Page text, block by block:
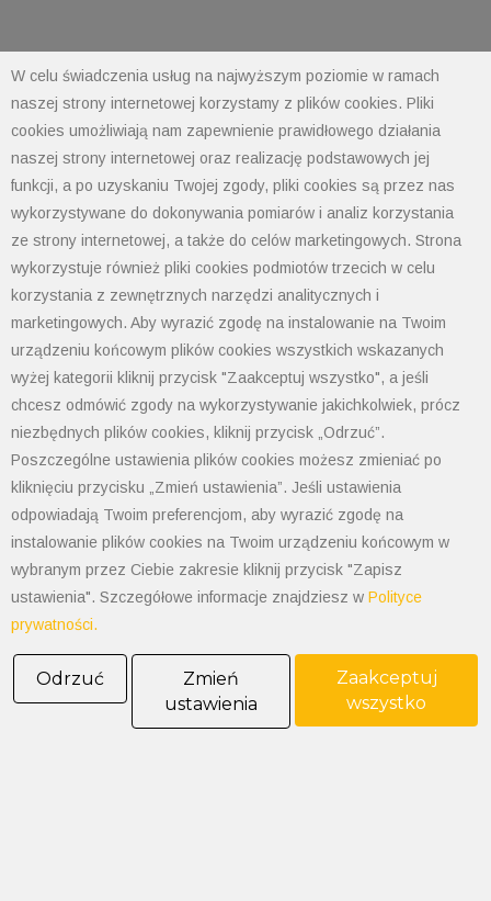
W celu świadczenia usług na najwyższym poziomie w ramach
naszej strony internetowej korzystamy z plików cookies. Pliki
cookies umożliwiają nam zapewnienie prawidłowego działania
naszej strony internetowej oraz realizację podstawowych jej
funkcji, a po uzyskaniu Twojej zgody, pliki cookies są przez nas
wykorzystywane do dokonywania pomiarów i analiz korzystania
ze strony internetowej, a także do celów marketingowych. Strona
wykorzystuje również pliki cookies podmiotów trzecich w celu
korzystania z zewnętrznych narzędzi analitycznych i
marketingowych. Aby wyrazić zgodę na instalowanie na Twoim
urządzeniu końcowym plików cookies wszystkich wskazanych
wyżej kategorii kliknij przycisk "Zaakceptuj wszystko", a jeśli
chcesz odmówić zgody na wykorzystywanie jakichkolwiek, prócz
niezbędnych plików cookies, kliknij przycisk „Odrzuć”.
Poszczególne ustawienia plików cookies możesz zmieniać po
kliknięciu przycisku „Zmień ustawienia”. Jeśli ustawienia
odpowiadają Twoim preferencjom, aby wyrazić zgodę na
instalowanie plików cookies na Twoim urządzeniu końcowym w
wybranym przez Ciebie zakresie kliknij przycisk "Zapisz
ustawienia". Szczegółowe informacje znajdziesz w Polityce
prywatności.
Odrzuć
Zmień
ustawienia
Zaakceptuj
wszystko
POLIMET S. Kij spółka jawna
43-300 Bielsko-Biała ul. Grażyńskiego 74
Polityka prywatności
Informacja od administratora danych
Informacje GPSR
Ogólne warunki sprzedaży
tel: 33 497-77-77
fax: 33 497-77-10
email:biuro@polimet.com.pl
Godziny otwarcia: 7:30-15:30
NIP: 547-008-67-86
KRS: 0000003533
REGON: 070008398
Oddział Dąbrowa Górnicza
41-300 Dąbrowa Górnicza
Aleja Józefa Piłsudskiego 89